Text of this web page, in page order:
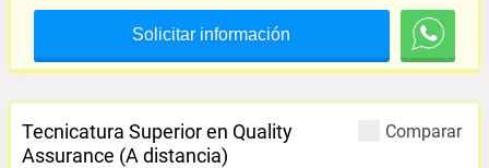
Solicitar información
Comparar
Tecnicatura Superior en Quality
Assurance (A distancia)